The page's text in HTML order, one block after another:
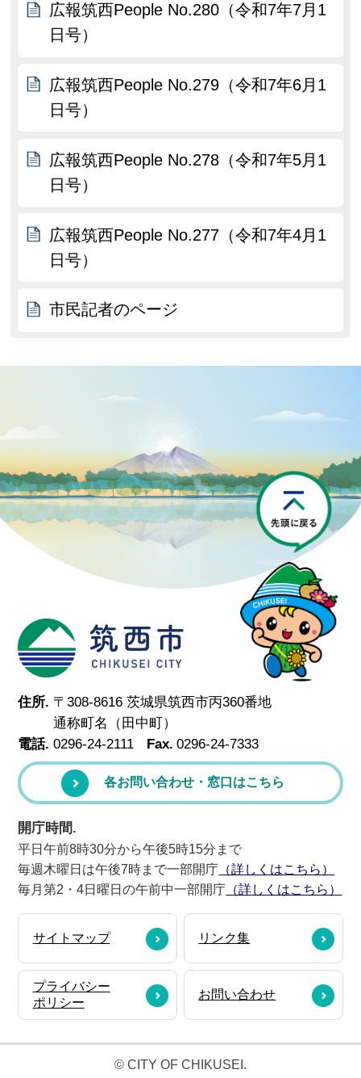
広報筑西People No.280（令和7年7月1
日号）
広報筑西People No.279（令和7年6月1
日号）
広報筑西People No.278（令和7年5月1
日号）
広報筑西People No.277（令和7年4月1
日号）
市民記者のページ
筑西市
住所. 〒308-8616 茨城県筑西市丙360番地
通称町名（田中町）
電話. 0296-24-2111 Fax. 0296-24-7333
各お問い合わせ・窓口はこちら
開庁時間.
平日午前8時30分から午後5時15分まで
毎週木曜日は午後7時まで一部開庁 （詳しくはこちら）
毎月第2・4日曜日の午前中一部開庁 （詳しくはこちら）
サイトマップ リンク集
プライバシー
ポリシー
お問い合わせ
© CITY OF CHIKUSEI.